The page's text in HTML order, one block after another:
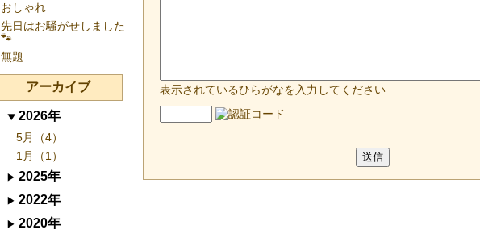
表示されているひらがなを入力してください
おしゃれ
先日はお騒がせしました
🐾
無題
アーカイブ
2026年
5月（4）
1月（1）
2025年
2022年
2020年